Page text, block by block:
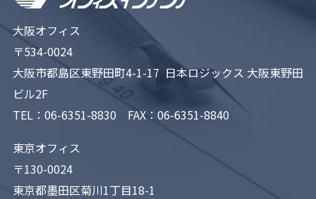
大阪オフィス
〒534-0024
大阪市都島区東野田町4-1-17 日本ロジックス 大阪東野田
ビル2F
TEL： 06-6351-8830 FAX：06-6351-8840
東京オフィス
〒130-0024
東京都墨田区菊川1丁目18-1